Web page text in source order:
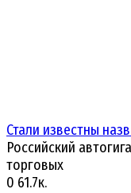
Стали известны
Российский
торговых
0 61.7к.